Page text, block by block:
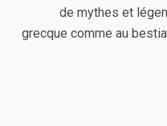
de mythes et
grecque comme au